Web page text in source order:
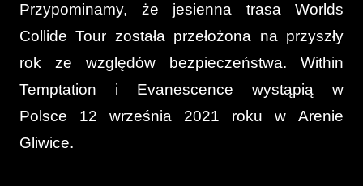
Przypominamy, że jesienna trasa Worlds
Collide Tour została przełożona na przyszły
rok ze względów bezpieczeństwa. Within
Temptation i Evanescence wystąpią w
Polsce 12 września 2021 roku w Arenie
Gliwice.